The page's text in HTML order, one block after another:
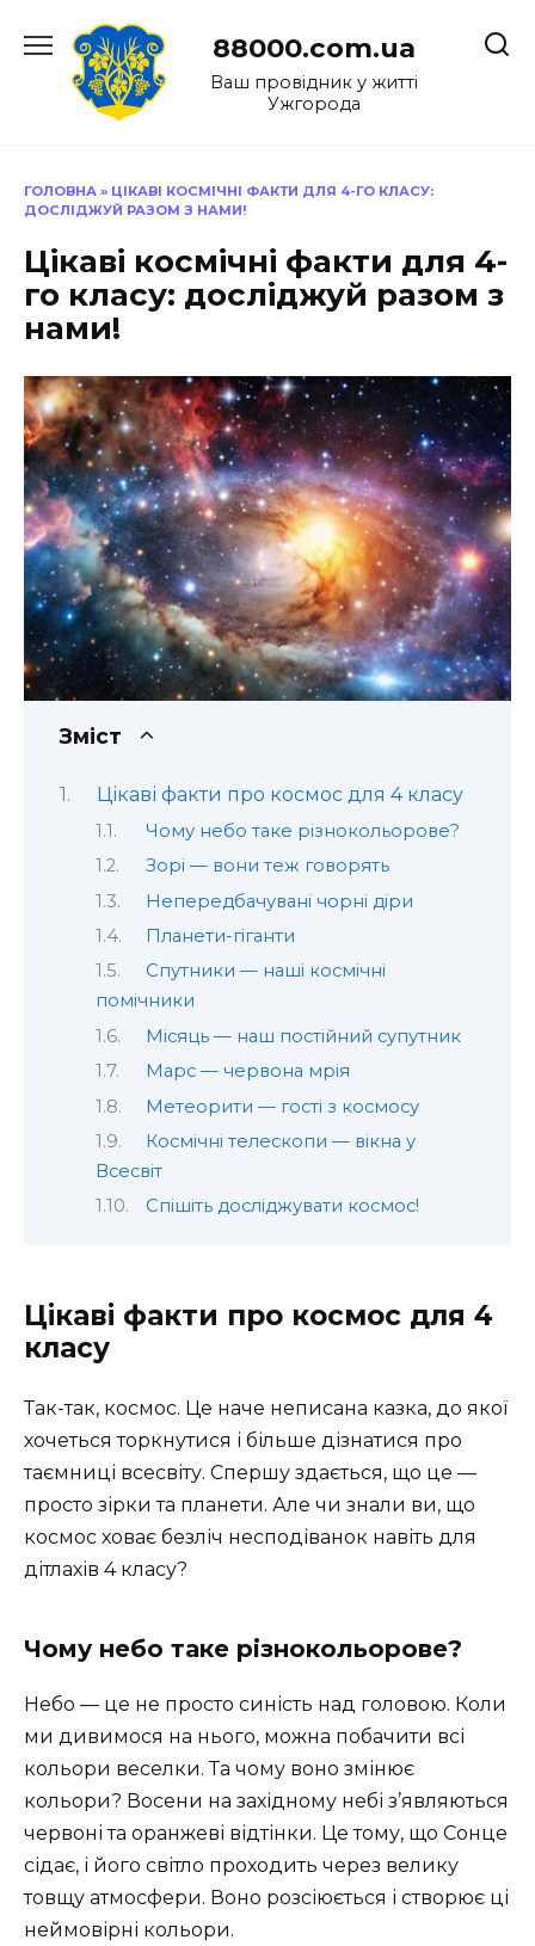
до
88000.com.ua
Ваш провідник у житті
Ужгорода
ГОЛОВНА » ЦІКАВІ КОСМІЧНІ ФАКТИ ДЛЯ 4-ГО КЛАСУ:
ДОСЛІДЖУЙ РАЗОМ З НАМИ!
Цікаві космічні факти для 4-
го класу: досліджуй разом з
нами!
Зміст
Цікаві факти про космос для 4 класу
Чому небо таке різнокольорове?
Зорі — вони теж говорять
Непередбачувані чорні діри
Планети-гіганти
Спутники — наші космічні
помічники
Місяць — наш постійний супутник
Марс — червона мрія
Метеорити — гості з космосу
Космічні телескопи — вікна у
Всесвіт
Спішіть досліджувати космос!
Цікаві факти про космос для 4
класу
Так-так, космос. Це наче неписана казка, до якої
хочеться торкнутися і більше дізнатися про
таємниці всесвіту. Спершу здається, що це —
просто зірки та планети. Але чи знали ви, що
космос ховає безліч несподіванок навіть для
дітлахів 4 класу?
Чому небо таке різнокольорове?
Небо — це не просто синість над головою. Коли
ми дивимося на нього, можна побачити всі
кольори веселки. Та чому воно змінює
кольори? Восени на західному небі з’являються
червоні та оранжеві відтінки. Це тому, що Сонце
сідає, і його світло проходить через велику
товщу атмосфери. Воно розсіюється і створює ці
неймовірні кольори.